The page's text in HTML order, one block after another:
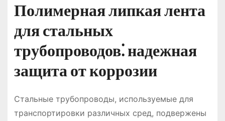
Полимерная липкая лента
для стальных
трубопроводов⁚ надежная
защита от коррозии
Стальные трубопроводы, используемые для
транспортировки различных сред, подвержены